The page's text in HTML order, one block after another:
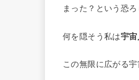
まった？という恐ろ
何を隠そう私は宇
この無限に広がる